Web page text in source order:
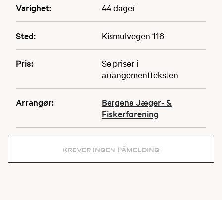
Varighet: 44 dager
Sted: Kismulvegen 116
Pris:
Se priser i
arrangementteksten
Arrangør:
Bergens Jæger- &
Fiskerforening
KREVER INGEN PÅMELDING